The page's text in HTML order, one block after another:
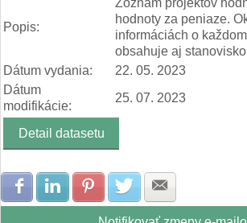
Popis:
Zoznam projektov
hodnoty za peniaze.
informáciách o
obsahuje aj
Dátum vydania:
22. 05. 2023
Dátum
modifikácie:
25. 07. 2023
Detail datasetu
Zdielať na Facebook
Zdielať na LinkedIn
Zdielať na Pinterest
Zdielať na Twitter